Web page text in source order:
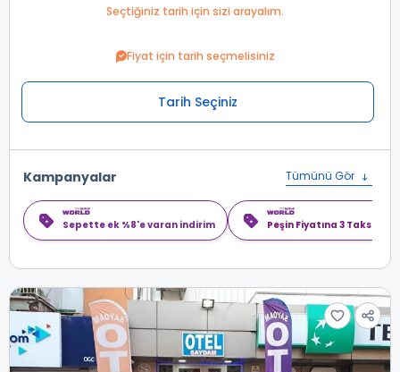
Seçtiğiniz tarih için sizi arayalım.
Fiyat için tarih seçmelisiniz
Tarih Seçiniz
Kampanyalar Tümünü Gör
Sepette ek %8'e varan indirim Peşin Fiyatına 3 Taksit